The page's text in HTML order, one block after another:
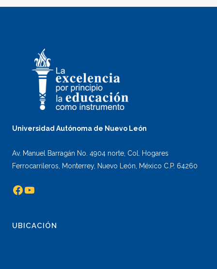
Universidad Autónoma de Nuevo León
Av. Manuel Barragán No. 4904 norte, Col. Hogares
Ferrocarrileros, Monterrey, Nuevo León, México C.P. 64260
Facebook
YouTube
UBICACIÓN